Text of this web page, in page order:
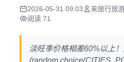
2026-05-31 09:03 来旅行旅
阅读 71
淡旺季价格相差60%以上